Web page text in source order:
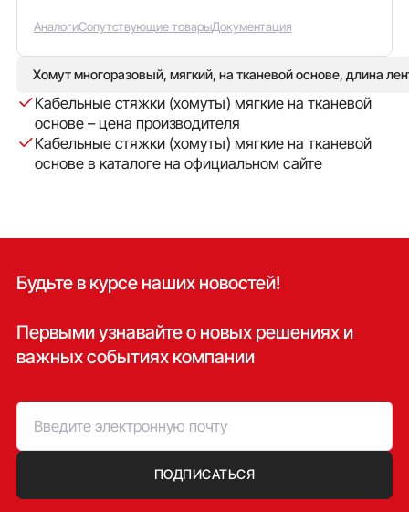
АналогиСопутствующие товарыДокументация
Хомут многоразовый, мягкий, на тканевой основе, длина
Кабельные стяжки (хомуты) мягкие на тканевой
основе – цена производителя
Кабельные стяжки (хомуты) мягкие на тканевой
основе в каталоге на официальном сайте
Будьте в курсе наших новостей!
Первыми узнавайте о новых решениях и
важных событиях компании
ПОДПИСАТЬСЯ